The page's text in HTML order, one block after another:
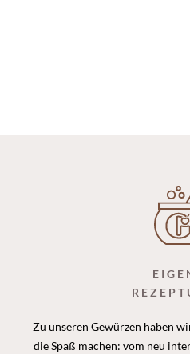
Zu unseren Gewürzen haben
die Spaß machen: vom neu